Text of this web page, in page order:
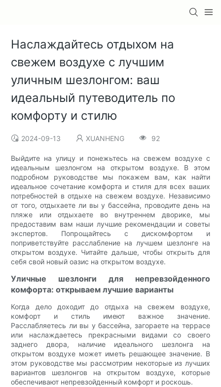
Наслаждайтесь отдыхом на
свежем воздухе с лучшим
уличным шезлонгом: ваш
идеальный путеводитель по
комфорту и стилю
2024-09-13 XUANHENG 92
Выйдите на улицу и понежьтесь на свежем воздухе с
идеальным шезлонгом на открытом воздухе. В этом
подробном руководстве мы покажем вам, как найти
идеальное сочетание комфорта и стиля для всех ваших
потребностей в отдыхе на свежем воздухе. Независимо
от того, отдыхаете ли вы у бассейна, проводите день на
пляже или отдыхаете во внутреннем дворике, мы
предоставим вам наши лучшие рекомендации и советы
экспертов. Попрощайтесь с дискомфортом и
поприветствуйте расслабление на лучшем шезлонге на
открытом воздухе. Читайте дальше, чтобы открыть для
себя свой новый оазис на открытом воздухе.
Уличные шезлонги для непревзойденного
комфорта: открываем лучшие варианты
Когда дело доходит до отдыха на свежем воздухе,
комфорт и стиль имеют важное значение.
Расслабляетесь ли вы у бассейна, загораете на террасе
или наслаждаетесь прекрасными видами со своего
заднего двора, наличие идеального шезлонга на
открытом воздухе может иметь решающее значение. В
этом руководстве мы рассмотрим некоторые из лучших
вариантов шезлонгов на открытом воздухе, которые
обеспечивают непревзойденный комфорт и роскошь.